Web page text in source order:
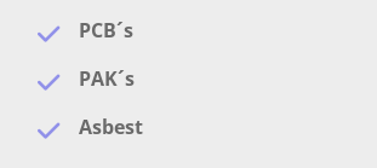
PCB´s
PAK´s
Asbest